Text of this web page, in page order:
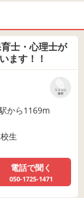
士・心理士が
ます！！
リストに
保存
から1169m
生
電話で聞く
050-1725-1471